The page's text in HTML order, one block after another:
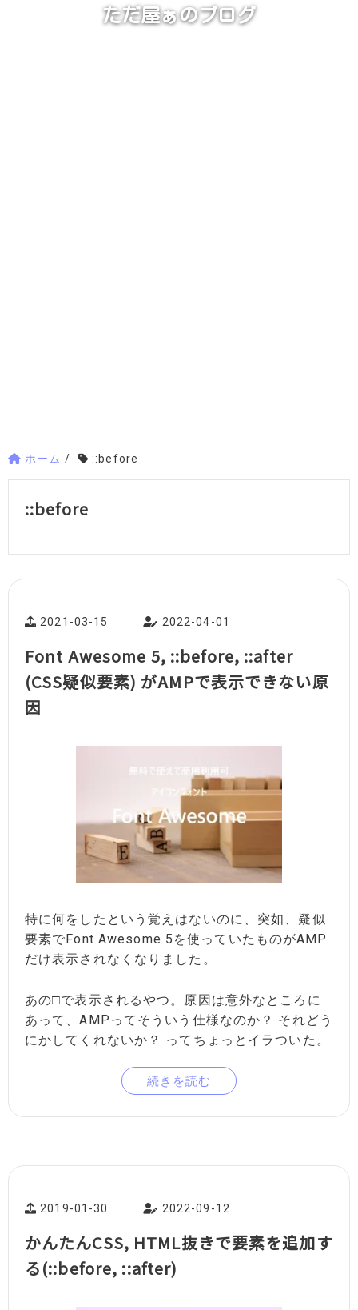
ただ屋ぁのブログ
ホーム / ::before
::before
2021-03-15 2022-04-01
Font Awesome 5, ::before, ::after
(CSS疑似要素) がAMPで表示できない原
因
特に何をしたという覚えはないのに、突如、疑似
要素でFont Awesome 5を使っていたものがAMP
だけ表示されなくなりました。
あの□で表示されるやつ。原因は意外なところに
あって、AMPってそういう仕様なのか？ それどう
にかしてくれないか？ ってちょっとイラついた。
続きを読む
2019-01-30 2022-09-12
かんたんCSS, HTML抜きで要素を追加す
る(::before, ::after)